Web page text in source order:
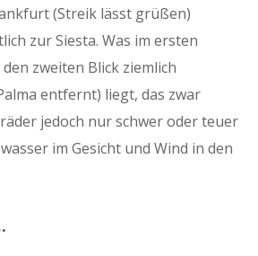
(Streik lässt grüßen)
zur Siesta. Was im ersten
zweiten Blick ziemlich
entfernt) liegt, das zwar
jedoch nur schwer oder teuer
im Gesicht und Wind in den